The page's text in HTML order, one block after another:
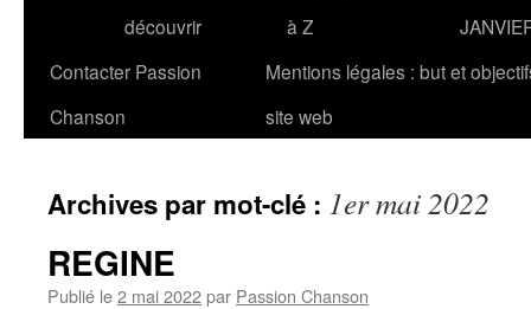
découvrir
à Z
Contacter Passion
Chanson
Mentions légales : but et
site web
Archives par mot-clé : 1er mai 2022
REGINE
Publié le2 mai 2022par Passion Chanson